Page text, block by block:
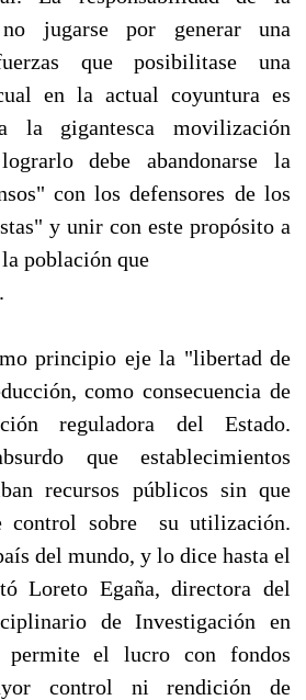
jugarse por generar una
que posibilitase una
en la actual coyuntura es
la gigantesca movilización
debe abandonarse la
con los defensores de los
y unir con este propósito a
población que
principio eje la "libertad de
como consecuencia de
reguladora del Estado.
que establecimientos
recursos públicos sin que
control sobre su utilización.
del mundo, y lo dice hasta el
Loreto Egaña, directora del
de Investigación en
permite el lucro con fondos
control ni rendición de